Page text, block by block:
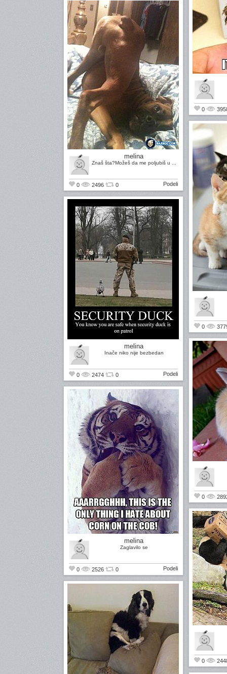
0
melina
Znaš šta?Možeš da me poljubiš u ...
0 2496 0 Podeli
0
melina
Inače niko nije bezbedan
0 2474 0 Podeli
0
melina
Zaglavilo se
0 2526 0 Podeli
0